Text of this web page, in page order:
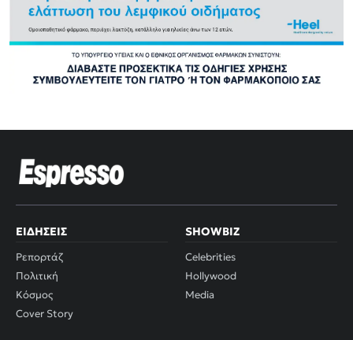
ΕΙΔΉΣΕΙΣ
Ρεπορτάζ
Πολιτική
Κόσμος
Cover Story
SHOWBIZ
Celebrities
Hollywood
Media